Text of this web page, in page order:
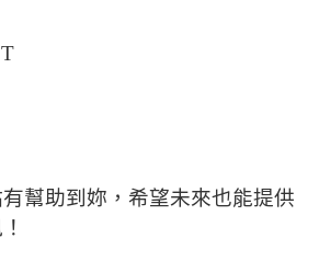
幫助到妳，希望未來也能提供